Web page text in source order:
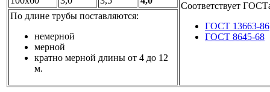
Соответствует
ГОСТ 13663-86
ГОСТ 8645-68
По длине трубы поставляются:
немерной
мерной
кратно мерной длины от 4 до 12
м.